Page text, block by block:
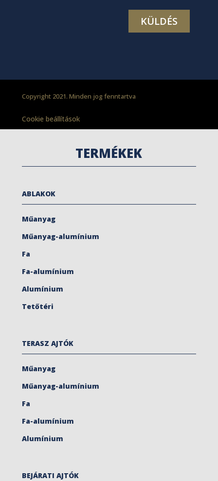
Copyright 2021. Minden jog fenntartva
Cookie beállítások
TERMÉKEK
ABLAKOK
Műanyag
Műanyag-alumínium
Fa
Fa-alumínium
Alumínium
Tetőtéri
TERASZ AJTÓK
Műanyag
Műanyag-alumínium
Fa
Fa-alumínium
Alumínium
BEJÁRATI AJTÓK